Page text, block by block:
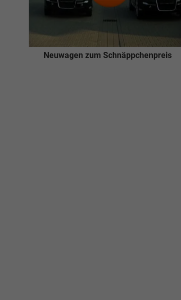
Neuwagen zum Schnäppchenpreis